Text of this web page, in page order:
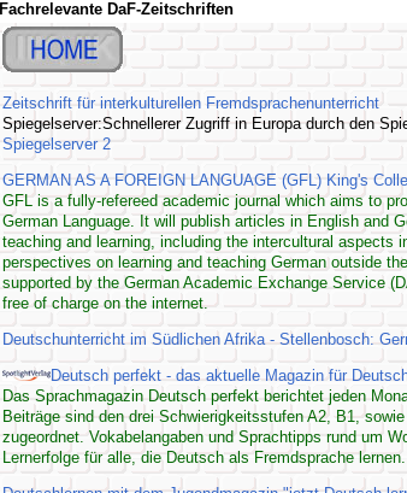
Fachrelevante DaF-Zeitschriften
Zeitschrift für interkulturellen Fremdsprachenunterricht
Spiegelserver:Schnellerer Zugriff in Europa durch den
Spiegelserver 2
GERMAN AS A FOREIGN LANGUAGE (GFL) King's
GFL is a fully-refereed academic journal which aims to
German Language. It will publish articles in English and
teaching and learning, including the intercultural aspects
perspectives on learning and teaching German outside
supported by the German Academic Exchange Service
free of charge on the internet.
Deutschunterricht im Südlichen Afrika - Stellenbosch:
Deutsch perfekt - das aktuelle Magazin für
Das Sprachmagazin Deutsch perfekt berichtet jeden
Beiträge sind den drei Schwierigkeitsstufen A2, B1,
zugeordnet. Vokabelangaben und Sprachtipps rund um
Lernerfolge für alle, die Deutsch als Fremdsprache lernen.